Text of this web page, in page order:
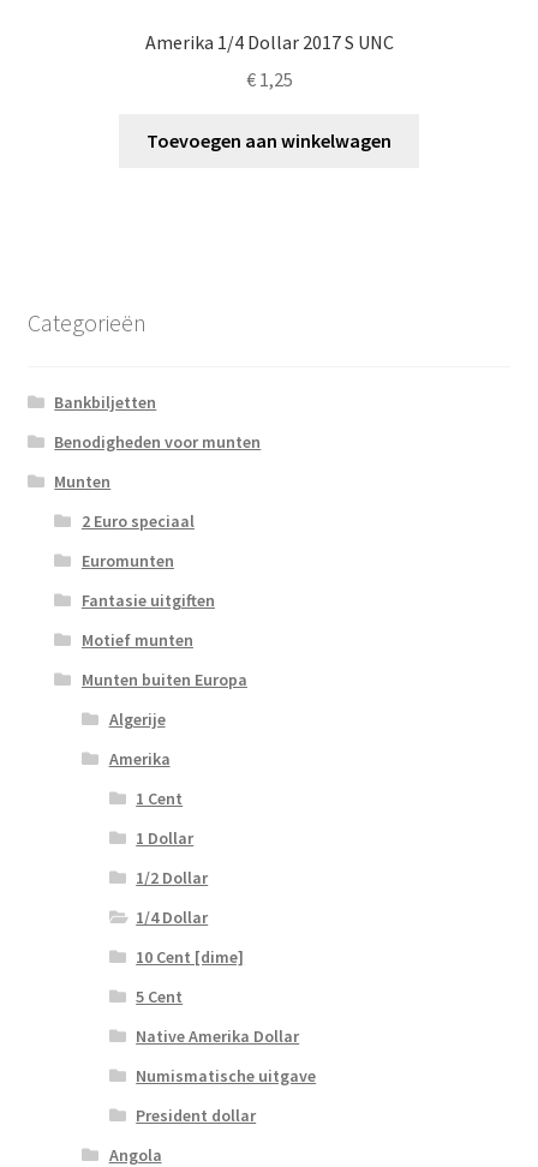
Amerika 1/4 Dollar 2017 S UNC
€1,25
Toevoegen aan winkelwagen
Categorieën
Bankbiljetten
Benodigheden voor munten
Munten
2 Euro speciaal
Euromunten
Fantasie uitgiften
Motief munten
Munten buiten Europa
Algerije
Amerika
1 Cent
1 Dollar
1/2 Dollar
1/4 Dollar
10 Cent [dime]
5 Cent
Native Amerika Dollar
Numismatische uitgave
President dollar
Angola